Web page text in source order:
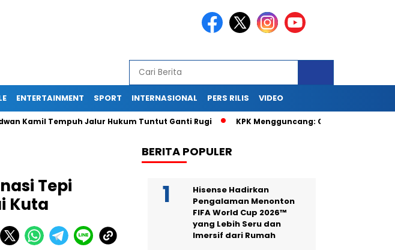
ENTERTAINMENT SPORT INTERNASIONAL PERS RILIS VIDEO
Tempuh Jalur Hukum Tuntut Ganti Rugi KPK Mengguncang: Geledah Kantor dan
Tepi
Kuta
BERITA POPULER
Hisense Hadirkan
Pengalaman Menonton
FIFA World Cup 2026™
yang Lebih Seru dan
Imersif dari Rumah